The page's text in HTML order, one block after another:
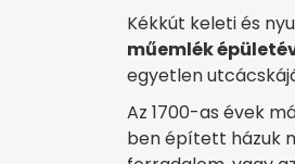
Kékkút keleti és
műemlék
egyetlen
Az 1700-as évek
ben épített házuk